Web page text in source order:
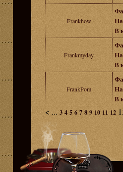
Frankhow
В
Frankmyday
В
FrankPom
В
< ... 3 4 5 6 7 8 9 10 11 12